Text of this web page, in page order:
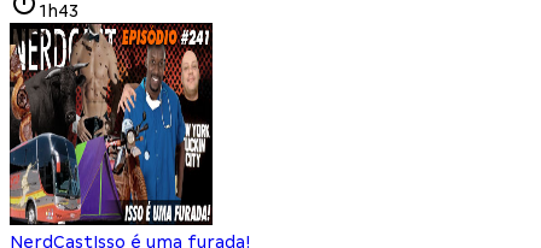
1h43
NerdCastIsso é uma furada!